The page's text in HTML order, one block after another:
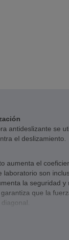
antideslizante se
el deslizamiento.
aumenta el
laboratorio son
la seguridad y
que la